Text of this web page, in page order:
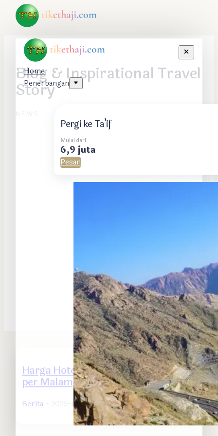
Home
Penerbangan
Pergi ke Ta’if
Mulai dari
6,9 juta
Pesan
Blog & Inspirational Travel
Story
Harga Hotel di Makkah, Rp 340 Ribu
per Malam
Berita - 2025-02-22